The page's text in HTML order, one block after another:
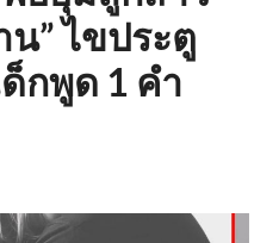
” ไขประตู
กพูด 1 คำ